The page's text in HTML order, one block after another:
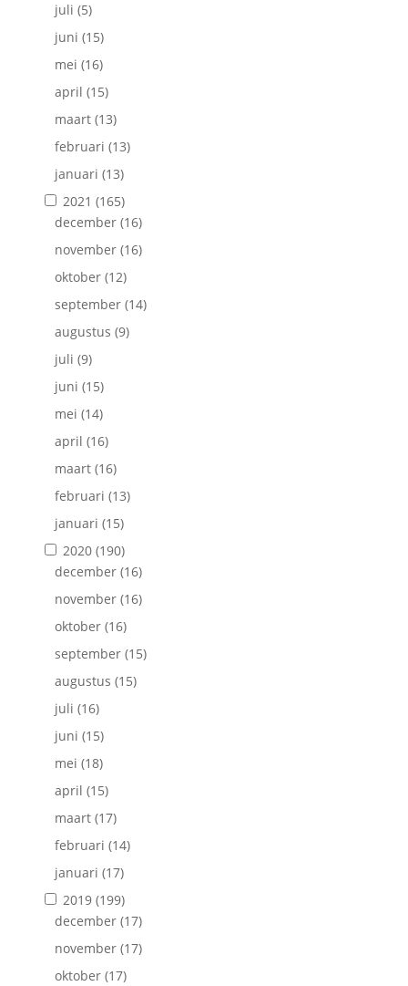
juli (5)
juni (15)
mei (16)
april (15)
maart(13)
februari (13)
januari (13)
2021 (165)
december(16)
november(16)
oktober(12)
september(14)
augustus (9)
juli (9)
juni (15)
mei (14)
april (16)
maart(16)
februari (13)
januari (15)
2020(190)
december(16)
november(16)
oktober(16)
september(15)
augustus (15)
juli (16)
juni (15)
mei (18)
april (15)
maart(17)
februari (14)
januari (17)
2019(199)
december(17)
november(17)
oktober(17)